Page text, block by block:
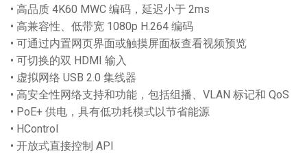
• 高品质 4K60 MWC 编码，延迟小于 2ms
• 高兼容性、低带宽 1080p H.264 编码
• 可通过内置网页界面或触摸屏面板查看视频预览
• 可切换的双 HDMI 输入
• 虚拟网络 USB 2.0 集线器
• 高安全性网络支持和功能，包括组播、VLAN 标记和 QoS
• PoE+ 供电，具有低功耗模式以节省能源
• HControl
• 开放式直接控制 API